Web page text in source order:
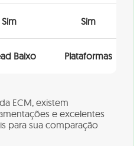
Sim Sim
Baixo Plataformas
ECM, existem
e excelentes
para sua comparação